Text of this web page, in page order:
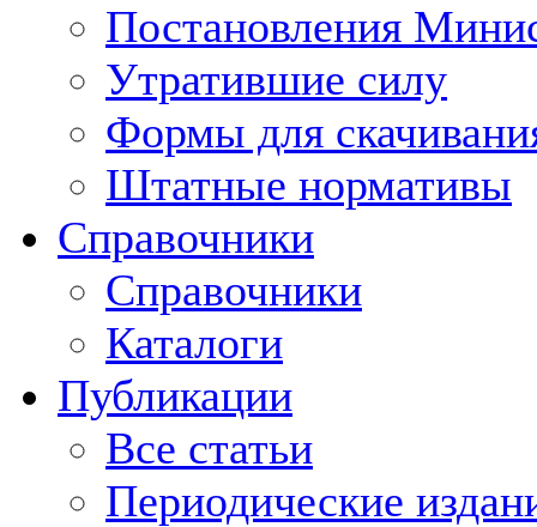
Постановления
Утратившие силу
Формы для
Штатные нормативы
Справочники
Справочники
Каталоги
Публикации
Все статьи
Периодические